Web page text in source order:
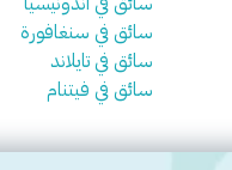
سائق في سنغافورة
سائق في تايلاند
سائق في فيتنام